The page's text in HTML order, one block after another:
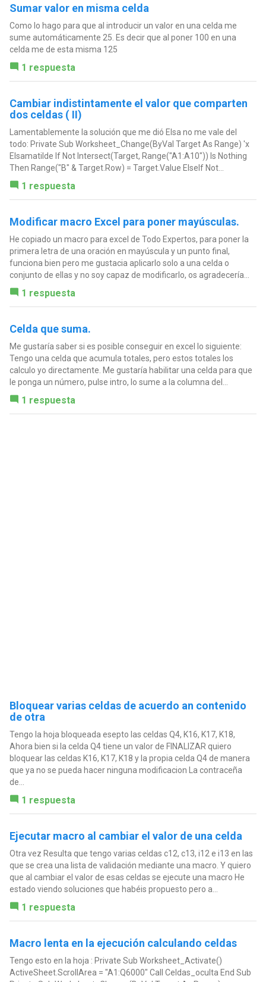
Sumar valor en misma celda
Como lo hago para que al introducir un valor en una celda me
sume automáticamente 25. Es decir que al poner 100 en una
celda me de esta misma 125
1 respuesta
Cambiar indistintamente el valor que comparten
dos celdas ( II)
Lamentablemente la solución que me dió Elsa no me vale del
todo: Private Sub Worksheet_Change(ByVal Target As Range) 'x
Elsamatilde If Not Intersect(Target, Range("A1:A10")) Is Nothing
Then Range("B" & Target.Row) = Target.Value ElseIf Not...
1 respuesta
Modificar macro Excel para poner mayúsculas.
He copiado un macro para excel de Todo Expertos, para poner la
primera letra de una oración en mayúscula y un punto final,
funciona bien pero me gustacia aplicarlo solo a una celda o
conjunto de ellas y no soy capaz de modificarlo, os agradecería...
1 respuesta
Celda que suma.
Me gustaría saber si es posible conseguir en excel lo siguiente:
Tengo una celda que acumula totales, pero estos totales los
calculo yo directamente. Me gustaría habilitar una celda para que
le ponga un número, pulse intro, lo sume a la columna del...
1 respuesta
Bloquear varias celdas de acuerdo an contenido
de otra
Tengo la hoja bloqueada esepto las celdas Q4, K16, K17, K18,
Ahora bien si la celda Q4 tiene un valor de FINALIZAR quiero
bloquear las celdas K16, K17, K18 y la propia celda Q4 de manera
que ya no se pueda hacer ninguna modificacion La contraceña
de...
1 respuesta
Ejecutar macro al cambiar el valor de una celda
Otra vez Resulta que tengo varias celdas c12, c13, i12 e i13 en las
que se crea una lista de validación mediante una macro. Y quiero
que al cambiar el valor de esas celdas se ejecute una macro He
estado viendo soluciones que habéis propuesto pero a...
1 respuesta
Macro lenta en la ejecución calculando celdas
Tengo esto en la hoja : Private Sub Worksheet_Activate()
ActiveSheet.ScrollArea = "A1:Q6000" Call Celdas_oculta End Sub